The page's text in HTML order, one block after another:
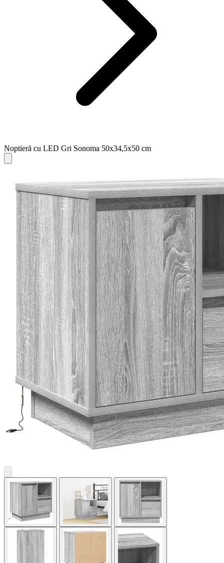
Noptieră cu LED Gri Sonoma 50x34,5x50 cm